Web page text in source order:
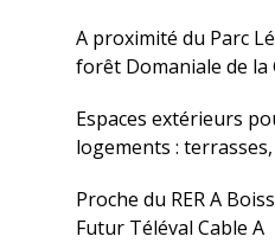
A proximité du Parc
forêt Domaniale de la
Espaces extérieurs
logements :
Proche du RER A
Futur Téléval Cable A